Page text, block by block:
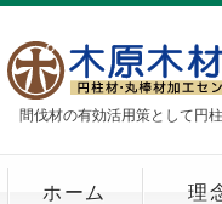
間伐材の有効活用策として円
ホーム 理